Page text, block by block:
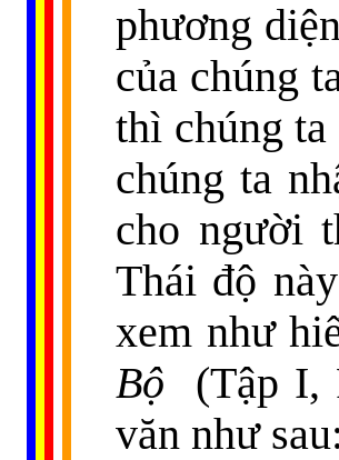
phương
của chúng
thì chúng
chúng ta
cho người
Thái độ
xem như
Bộ
(Tập I,
văn như sau: